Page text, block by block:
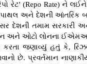
રેટ' (Repo Rate) ને લઈને
અને દેશની આંતરિક
તમામ સરકારી અને
અને ઓટો લોનના
જણાવ્યું હતું કે,
છે. પ્રવર્તમાન